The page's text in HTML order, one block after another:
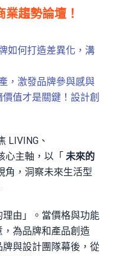
趨勢論壇！
如何打造差異化，溝
，激發品牌參與感與
值才是關鍵！設計創
LIVING、
心主軸，以「 未來的
角，洞察未來生活型
由」。當價格與功能
為品牌和產品創造
牌與設計團隊幕後，從